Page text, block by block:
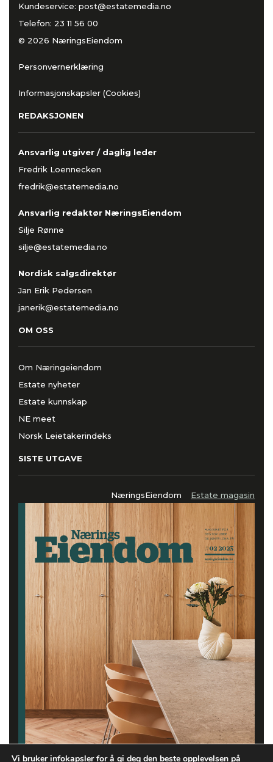
Kundeservice: post@estatemedia.no
Telefon: 23 11 56 00
© 2026 NæringsEiendom
Personvernerklæring
Informasjonskapsler (Cookies)
REDAKSJONEN
Ansvarlig utgiver / daglig leder
Fredrik Loennecken
fredrik@estatemedia.no
Ansvarlig redaktør NæringsEiendom
Silje Rønne
silje@estatemedia.no
Nordisk salgsdirektør
Jan Erik Pedersen
janerik@estatemedia.no
OM OSS
Om Næringeiendom
Estate nyheter
Estate kunnskap
NE meet
Norsk Leietakerindeks
SISTE UTGAVE
NæringsEiendom Estate magasin
Vi bruker infokapsler for å gi deg den beste opplevelsen på